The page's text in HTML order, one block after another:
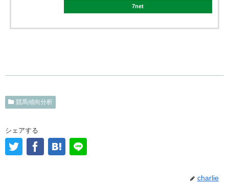
7net
競馬傾向分析
シェアする
charlie